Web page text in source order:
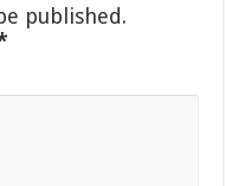
published.